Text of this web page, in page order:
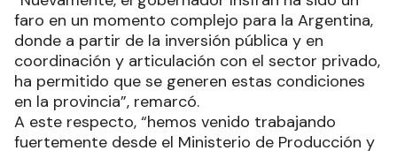
faro en un momento complejo para la Argentina,
donde a partir de la inversión pública y en
coordinación y articulación con el sector privado,
ha permitido que se generen estas condiciones
en la provincia”, remarcó.
A este respecto, “hemos venido trabajando
fuertemente desde el Ministerio de Producción y